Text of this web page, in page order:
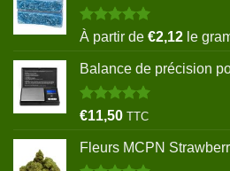
Note5.00
sur 5
À partir de €2,12 le
Balance de précision
Note5.00
€11,50 TTC
Fleurs MCPN